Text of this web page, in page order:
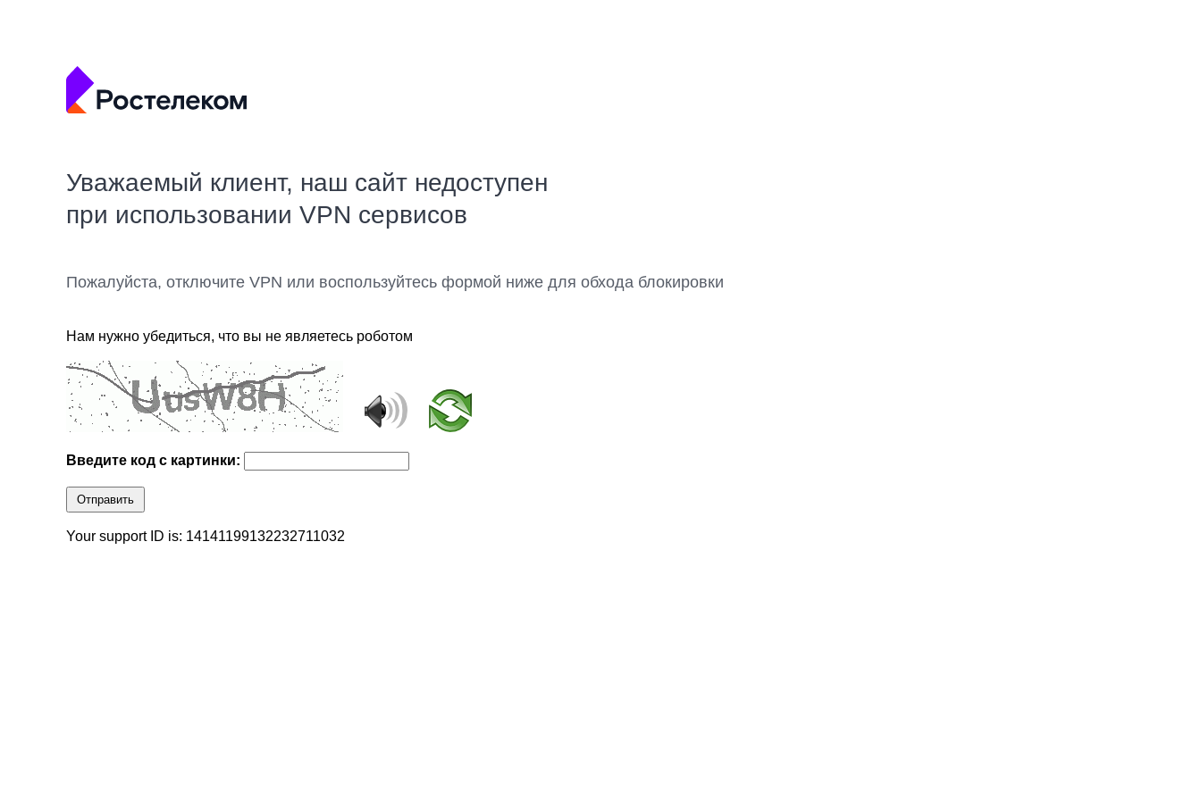
Уважаемый клиент, наш сайт недоступен
при использовании VPN сервисов
Пожалуйста, отключите VPN или воспользуйтесь формой ниже для обхода блокировки
Нам нужно убедиться, что вы не являетесь роботом
Введите код с картинки:
Отправить
Your support ID is: 14141199132232711032